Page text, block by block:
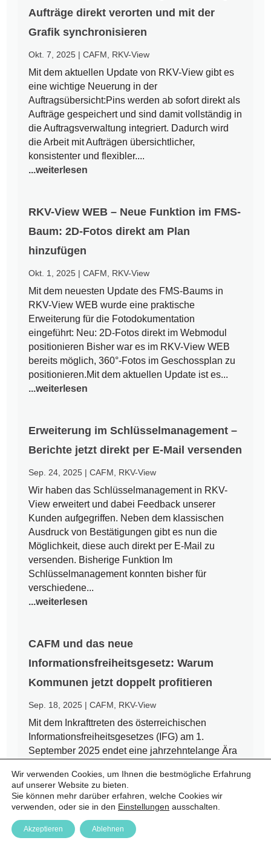
Aufträge direkt verorten und mit der
Grafik synchronisieren
Okt. 7, 2025 |CAFM RKV-View
Mit dem aktuellen Update von RKV-View gibt es
eine wichtige Neuerung in der
Auftragsübersicht:Pins werden ab sofort direkt als
Aufträge gespeichert und sind damit vollständig in
die Auftragsverwaltung integriert. Dadurch wird
die Arbeit mit Aufträgen übersichtlicher,
konsistenter und flexibler....
...weiterlesen
RKV-View WEB – Neue Funktion im FMS-
Baum: 2D-Fotos direkt am Plan
hinzufügen
Okt. 1, 2025 |CAFM RKV-View
Mit dem neuesten Update des FMS-Baums in
RKV-View WEB wurde eine praktische
Erweiterung für die Fotodokumentation
eingeführt: Neu: 2D-Fotos direkt im Webmodul
positionieren Bisher war es im RKV-View WEB
bereits möglich, 360°-Fotos im Geschossplan zu
positionieren.Mit dem aktuellen Update ist es...
...weiterlesen
Erweiterung im Schlüsselmanagement –
Berichte jetzt direkt per E-Mail versenden
Sep. 24, 2025 |CAFM RKV-View
Wir haben das Schlüsselmanagement in RKV-
View erweitert und dabei Feedback unserer
Kunden aufgegriffen. Neben dem klassischen
Ausdruck von Bestätigungen gibt es nun die
Möglichkeit, diese auch direkt per E-Mail zu
versenden. Bisherige Funktion Im
Schlüsselmanagement konnten bisher für
verschiedene...
...weiterlesen
CAFM und das neue
Informationsfreiheitsgesetz: Warum
Kommunen jetzt doppelt profitieren
Sep. 18, 2025 |CAFM RKV-View
Mit dem Inkrafttreten des österreichischen
Informationsfreiheitsgesetzes (IFG) am 1.
September 2025 endet eine jahrzehntelange Ära
haben nun einen Rechtsanspruch auf Zugang zu
amtlichen Informationen – auch auf kommunaler
Ebene. Für Städte und Gemeinden...
...weiterlesen
Wir verwenden Cookies, um Ihnen die bestmögliche Erfahrung
auf unserer Website zu bieten.
Sie können mehr darüber erfahren, welche Cookies wir
verwenden, oder sie in den Einstellungen ausschalten.
Akzeptieren Ablehnen